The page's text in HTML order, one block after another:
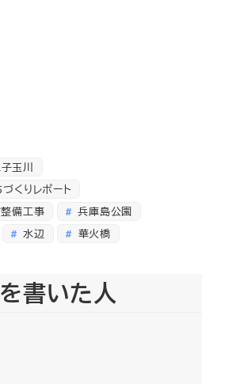
玉川
くりレポート
備工事
兵庫島公園
水辺 華火橋
書いた人